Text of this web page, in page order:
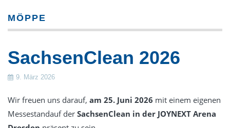
Beauty, Fitness & Wellness
Verkauf
Frontlade-Waschmaschinen
Trockenschränke
MÖPPE
SachsenClean 2026
9. März 2026
Wir freuen uns darauf, am 25. Juni 2026 mit einem eigenen
Messestandauf der SachsenClean in der JOYNEXT Arena